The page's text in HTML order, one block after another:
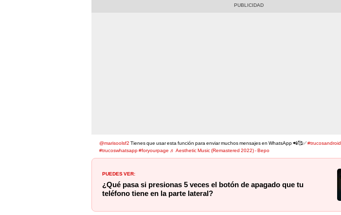
@marisoolsf2 Tienes que usar esta función para enviar muchos mensajes en WhatsApp 📲🥰✅#trucosandroid
#trucoswhatsapp#foryourpage ♬ Aesthetic Music (Remastered 2022) - Bepo
PUEDES VER:
¿Qué pasa si presionas 5 veces el botón de apagado que tu
teléfono tiene en la parte lateral?